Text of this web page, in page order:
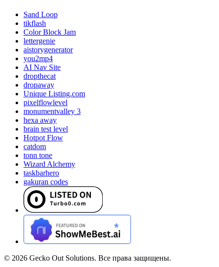
Sand Loop
tikflash
Color Block Jam
lettergenie
aistorygenerator
you2mp4
AI Nav Site
dropthecat
dropaway
Unique Listing.com
pixelflowlevel
monumentvalley 3
hexa away
brain test level
Hotpot Flow
catdom
tonn tone
Wizard Alchemy
taskbarhero
gakuran codes
© 2026 Gecko Out Solutions. Все права защищены.